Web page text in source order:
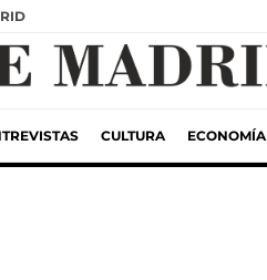
CULTURA ECONOMÍA